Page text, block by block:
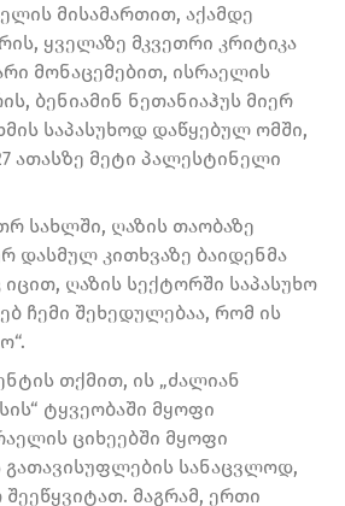
მისამართით, აქამდე
ყველაზე მკვეთრი კრიტიკა
მონაცემებით, ისრაელის
ბენიამინ ნეთანიაჰუს მიერ
საპასუხოდ დაწყებულ ომში,
ათასზე მეტი პალესტინელი
სახლში, ღაზის თაობაზე
დასმულ კითხვაზე ბაიდენმა
ღაზის სექტორში საპასუხო
ჩემი შეხედულებაა, რომ ის
თქმით, ის „ძალიან
ტყვეობაში მყოფი
ციხეებში მყოფი
სანაცვლოდ,
მაგრამ, ერთი